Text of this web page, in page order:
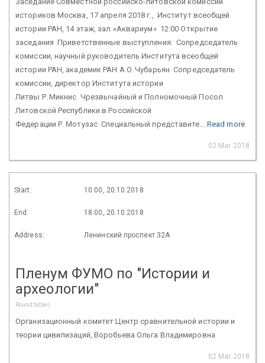
историков Москва, 17 апреля 2018 г., Институт всеобщей
истории РАН, 14 этаж, зал «Аквариум» 12:00 Открытие
заседания Приветственные выступления: Сопредседатель
комиссии, научный руководитель Института всеобщей
истории РАН, академик РАН А.О. Чубарьян Сопредседатель
комиссии, директор Института истории
Литвы Р. Микнис Чрезвычайный и Полномочный Посол
Литовской Республики в Российской
Федерации Р. Мотузас Специальный представите... Read more
02 Mar 2018
Start: 10:00, 20.10.2018
End: 18:00, 20.10.2018
Address: Ленинский проспект 32А
Пленум ФУМО по "Истории и
археологии"
Roundtables
Организационный комитет:Центр сравнительной истории и
теории цивилизаций, Воробьева Ольга Владимировна
02 Mar 2018